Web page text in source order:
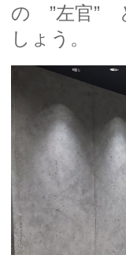
の ”左官”
しょう。